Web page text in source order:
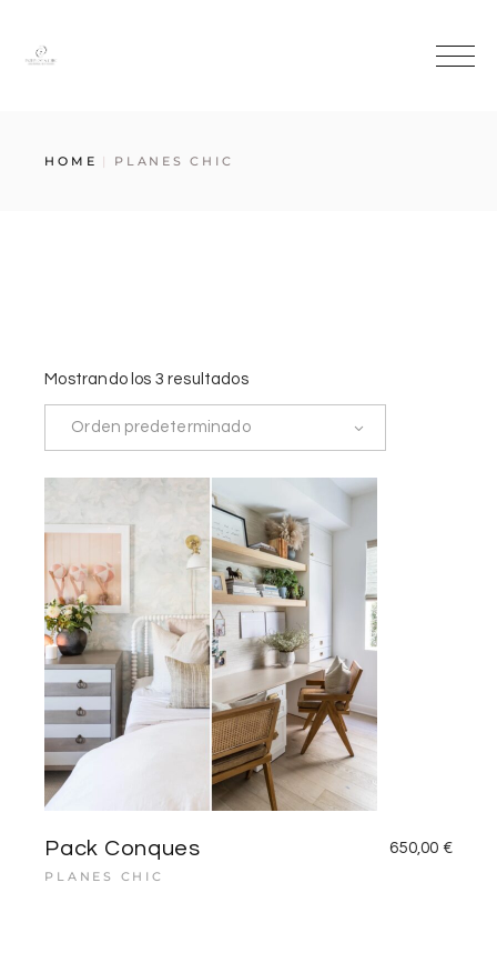
HOME PLANES CHIC
Mostrando los 3 resultados
Orden predeterminado
Pack Conques 650,00 €
PLANES CHIC